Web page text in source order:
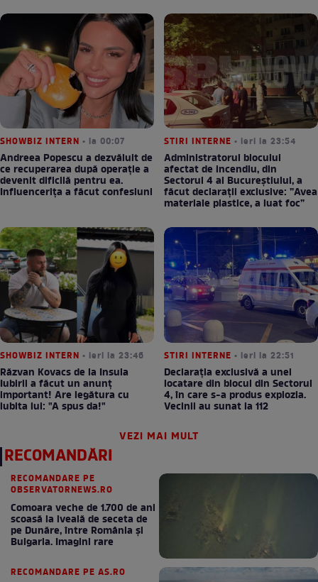
SHOWBIZ INTERN • la 00:07
Andreea Popescu a dezvăluit de
ce recuperarea după operație a
devenit dificilă pentru ea.
Influencerița a făcut confesiuni
STIRI INTERNE • ieri la 23:54
Administratorul blocului
afectat de incendiu, din
Sectorul 4 al Bucureștiului, a
făcut declarații exclusive: ”Avea
materiale plastice, a luat foc”
SHOWBIZ INTERN • ieri la 23:46
Răzvan Kovacs de la Insula
Iubirii a făcut un anunț
important! Are legătura cu
iubita lui: "A spus da!"
STIRI INTERNE • ieri la 22:51
Declarația exclusivă a unei
locatare din blocul din Sectorul
4, în care s-a produs explozia.
Vecinii au sunat la 112
VEZI MAI MULT
RECOMANDĂRI
RECOMANDARE PE
OBSERVATORNEWS.RO
Comoara veche de 1.700 de ani
scoasă la iveală de seceta de
pe Dunăre, între România şi
Bulgaria. Imagini rare
RECOMANDARE PE AS.RO